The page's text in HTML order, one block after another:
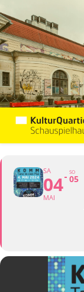
SA
04
MAI
SO
05